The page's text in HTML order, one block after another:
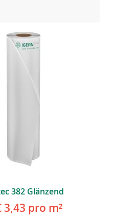
382 Glänzend
3,43 pro m²